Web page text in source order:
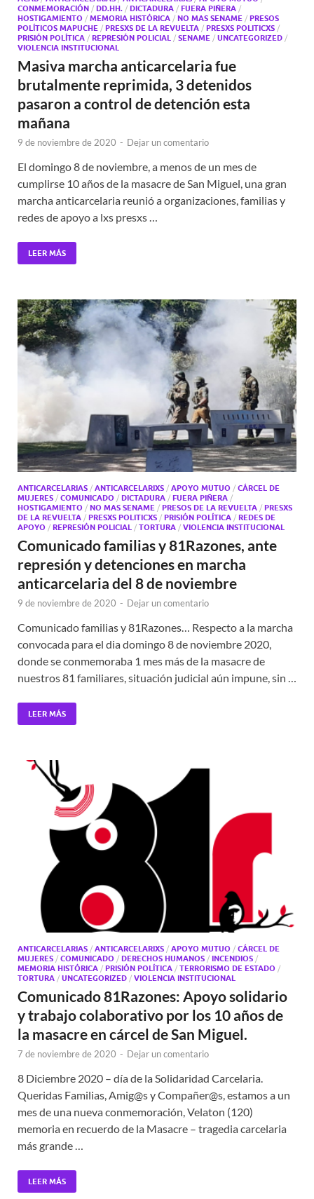
CONMEMORACIÓN / DD.HH. / DICTADURA / FUERA PIÑERA /
HOSTIGAMIENTO / MEMORIA HISTÓRICA / NO MAS SENAME / PRESOS
POLÍTICOS MAPUCHE / PRESXS DE LA REVUELTA / PRESXS POLITICXS /
PRISIÓN POLÍTICA / REPRESIÓN POLICIAL / SENAME / UNCATEGORIZED /
VIOLENCIA INSTITUCIONAL
Masiva marcha anticarcelaria fue
brutalmente reprimida, 3 detenidos
pasaron a control de detención esta
mañana
9 de noviembre de 2020 - Dejar un comentario
El domingo 8 de noviembre, a menos de un mes de
cumplirse 10 años de la masacre de San Miguel, una gran
marcha anticarcelaria reunió a organizaciones, familias y
redes de apoyo a lxs presxs …
LEER MÁS
ANTICARCELARIAS / ANTICARCELARIXS / APOYO MUTUO / CÁRCEL DE
MUJERES / COMUNICADO / DICTADURA / FUERA PIÑERA /
HOSTIGAMIENTO / NO MAS SENAME / PRESOS DE LA REVUELTA / PRESXS
DE LA REVUELTA / PRESXS POLITICXS / PRISIÓN POLÍTICA / REDES DE
APOYO / REPRESIÓN POLICIAL / TORTURA / VIOLENCIA INSTITUCIONAL
Comunicado familias y 81Razones, ante
represión y detenciones en marcha
anticarcelaria del 8 de noviembre
9 de noviembre de 2020 - Dejar un comentario
Comunicado familias y 81Razones… Respecto a la marcha
convocada para el dia domingo 8 de noviembre 2020,
donde se conmemoraba 1 mes más de la masacre de
nuestros 81 familiares, situación judicial aún impune, sin …
LEER MÁS
ANTICARCELARIAS / ANTICARCELARIXS / APOYO MUTUO / CÁRCEL DE
MUJERES / COMUNICADO / DERECHOS HUMANOS / INCENDIOS /
MEMORIA HISTÓRICA / PRISIÓN POLÍTICA / TERRORISMO DE ESTADO /
TORTURA / UNCATEGORIZED / VIOLENCIA INSTITUCIONAL
Comunicado 81Razones: Apoyo solidario
y trabajo colaborativo por los 10 años de
la masacre en cárcel de San Miguel.
7 de noviembre de 2020 - Dejar un comentario
8 Diciembre 2020 – día de la Solidaridad Carcelaria.
Queridas Familias, Amig@s y Compañer@s, estamos a un
mes de una nueva conmemoración, Velaton (120)
memoria en recuerdo de la Masacre – tragedia carcelaria
más grande …
LEER MÁS